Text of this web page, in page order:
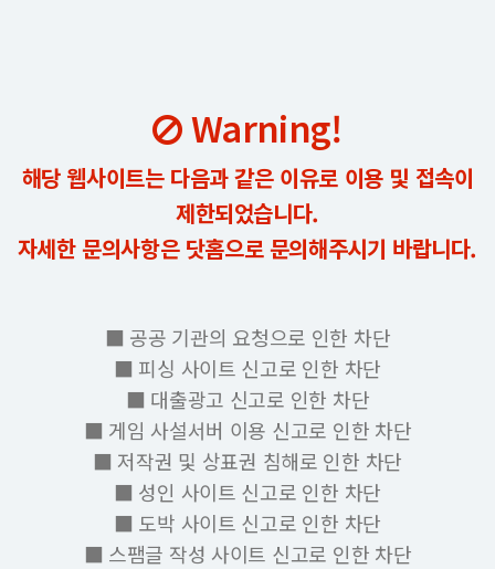
Warning!
해당 웹사이트는 다음과 같은 이유로 이용 및 접속이
제한되었습니다.
자세한 문의사항은 닷홈으로 문의해주시기 바랍니다.
■ 공공 기관의 요청으로 인한 차단
■ 피싱 사이트 신고로 인한 차단
■ 대출광고 신고로 인한 차단
■ 게임 사설서버 이용 신고로 인한 차단
■ 저작권 및 상표권 침해로 인한 차단
■ 성인 사이트 신고로 인한 차단
■ 도박 사이트 신고로 인한 차단
■ 스팸글 작성 사이트 신고로 인한 차단